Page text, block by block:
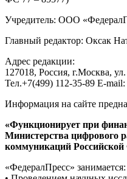
Учредитель: ООО
Главный редактор: Оксак
Адрес редакции:
127018, Россия, г.Москва,
Тел.+7(499) 112-35-89 E-mail:
Информация на сайте
«Функционирует при
Министерства цифрового
коммуникаций Российской
«ФедералПресс» занимается: